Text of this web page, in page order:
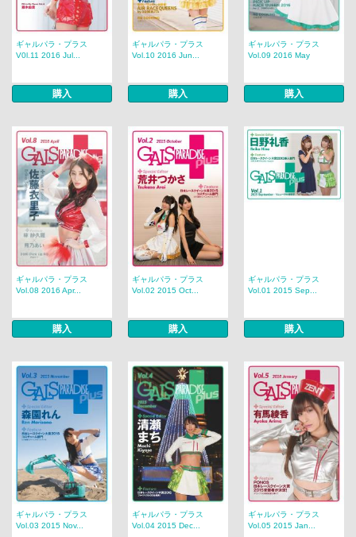
ギャルパラ・プラス
V0l.11 2016 Jul...
購入
ギャルパラ・プラス
Vol.10 2016 Jun...
購入
ギャルパラ・プラス
Vol.09 2016 May
購入
ギャルパラ・プラス
Vol.08 2016 Apr...
購入
ギャルパラ・プラス
Vol.02 2015 Oct...
購入
ギャルパラ・プラス
Vol.01 2015 Sep...
購入
ギャルパラ・プラス
Vol.03 2015 Nov...
ギャルパラ・プラス
Vol.04 2015 Dec...
ギャルパラ・プラス
Vol.05 2015 Jan...